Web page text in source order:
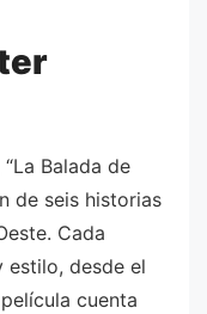
Balada de
de seis historias
Cada
estilo, desde el
cuenta